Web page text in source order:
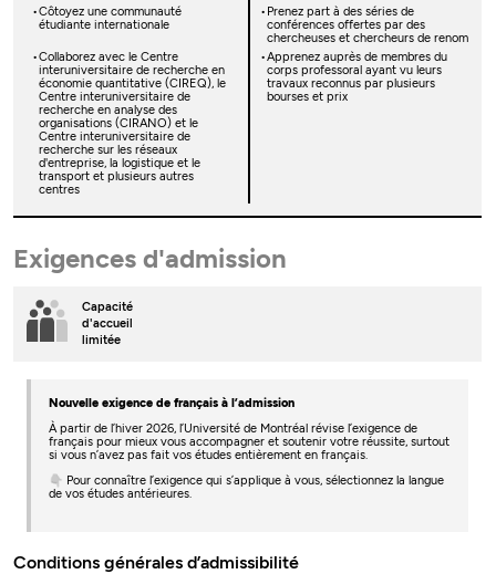
Côtoyez une communauté
étudiante internationale
Prenez part à des séries de
conférences offertes par des
chercheuses et chercheurs de renom
Collaborez avec le Centre
interuniversitaire de recherche en
économie quantitative (CIREQ), le
Centre interuniversitaire de
recherche en analyse des
organisations (CIRANO) et le
Centre interuniversitaire de
recherche sur les réseaux
d'entreprise, la logistique et le
transport et plusieurs autres
centres
Apprenez auprès de membres du
corps professoral ayant vu leurs
travaux reconnus par plusieurs
bourses et prix
Exigences d'admission
Capacité
d'accueil
limitée
Nouvelle exigence de français à l’admission
À partir de l’hiver 2026, l’Université de Montréal révise l’exigence de
français pour mieux vous accompagner et soutenir votre réussite, surtout
si vous n’avez pas fait vos études entièrement en français.
👇 Pour connaître l’exigence qui s’applique à vous, sélectionnez la langue
de vos études antérieures.
Conditions générales d’admissibilité